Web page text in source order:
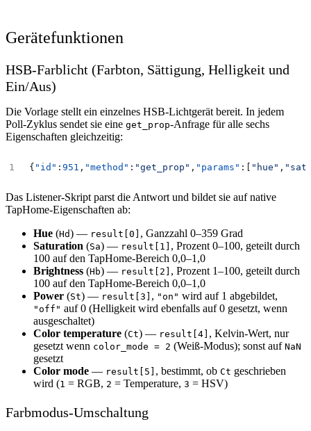
Gerätefunktionen
HSB-Farblicht (Farbton, Sättigung, Helligkeit und
Ein/Aus)
Die Vorlage stellt ein einzelnes HSB-Lichtgerät bereit. In jedem
Poll-Zyklus sendet sie eine get_prop-Anfrage für alle sechs
Eigenschaften gleichzeitig:
{ "id" : 951 , "method" : "get_prop" , "params" :[ "hue" ,
Das Listener-Skript parst die Antwort und bildet sie auf native
TapHome-Eigenschaften ab:
Hue (Hd) — result[0] , Ganzzahl 0–359 Grad
Saturation (Sa) — result[1] , Prozent 0–100, geteilt durch
100 auf den TapHome-Bereich 0,0–1,0
Brightness (Hb) — result[2] , Prozent 1–100, geteilt durch
100 auf den TapHome-Bereich 0,0–1,0
Power (St) — result[3] , "on" wird auf 1 abgebildet,
"off" auf 0 (Helligkeit wird ebenfalls auf 0 gesetzt, wenn
ausgeschaltet)
Color temperature (Ct) — result[4] , Kelvin-Wert, nur
gesetzt wenn color_mode = 2 (Weiß-Modus); sonst auf NaN
gesetzt
Color mode — result[5] , bestimmt, ob Ct geschrieben
wird (1 = RGB, 2 = Temperature, 3 = HSV)
Farbmodus-Umschaltung